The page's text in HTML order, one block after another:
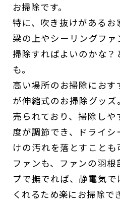
お掃除です。
特に、吹き抜けがあるお
梁の上やシーリングフ
掃除すればよいのかな？
も。
高い場所のお掃除にお
が伸縮式のお掃除グッ
売られており、掃除し
度が調節でき、ドライ
けの汚れを落とすこと
ファンも、ファンの羽
プで撫でれば、静電気
くれるため楽にお掃除で